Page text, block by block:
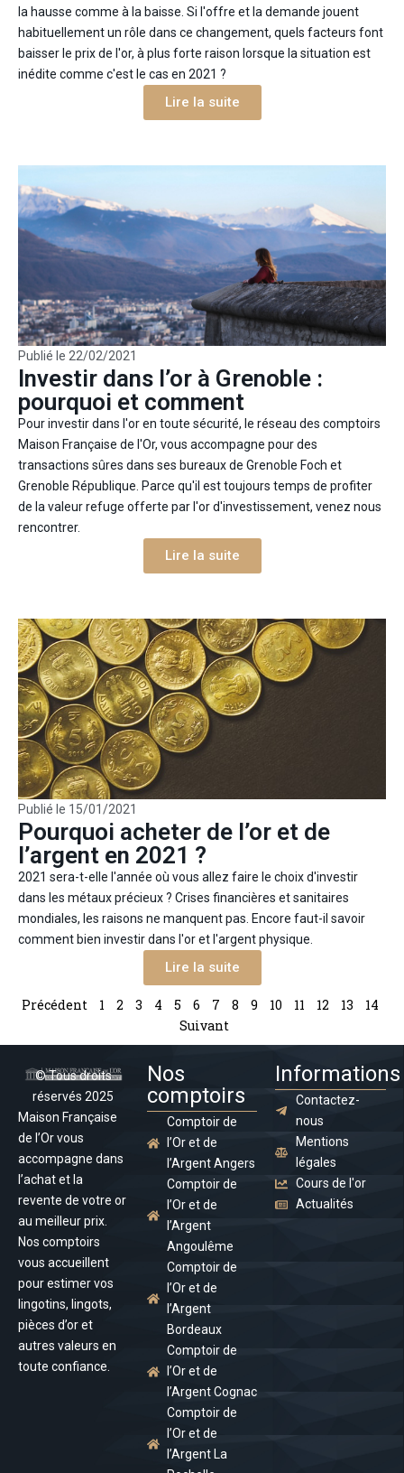
la hausse comme à la baisse. Si l'offre et la demande jouent
habituellement un rôle dans ce changement, quels facteurs font
baisser le prix de l'or, à plus forte raison lorsque la situation est
inédite comme c'est le cas en 2021 ?
Lire la suite
Publié le 22/02/2021
Investir dans l’or à Grenoble :
pourquoi et comment
Pour investir dans l'or en toute sécurité, le réseau des comptoirs
Maison Française de l'Or, vous accompagne pour des
transactions sûres dans ses bureaux de Grenoble Foch et
Grenoble République. Parce qu'il est toujours temps de profiter
de la valeur refuge offerte par l'or d'investissement, venez nous
rencontrer.
Lire la suite
Publié le 15/01/2021
Pourquoi acheter de l’or et de
l’argent en 2021 ?
2021 sera-t-elle l'année où vous allez faire le choix d'investir
dans les métaux précieux ? Crises financières et sanitaires
mondiales, les raisons ne manquent pas. Encore faut-il savoir
comment bien investir dans l'or et l'argent physique.
Lire la suite
Précédent 1 2 3 4 5 6 7 8 9 10 11 12 13
14
Suivant
© Tous droits
réservés 2025
Maison Française
de l’Or vous
accompagne dans
l’achat et la
revente de votre or
au meilleur prix.
Nos comptoirs
vous accueillent
pour estimer vos
lingotins, lingots,
pièces d’or et
autres valeurs en
toute confiance.
Nos
comptoirs
Comptoir de
l’Or et de
l’Argent Angers
Comptoir de
l’Or et de
l’Argent
Angoulême
Comptoir de
l’Or et de
l’Argent
Bordeaux
Comptoir de
l’Or et de
l’Argent Cognac
Comptoir de
l’Or et de
l’Argent La
Informations
Contactez-
nous
Mentions
légales
Cours de l'or
Actualités